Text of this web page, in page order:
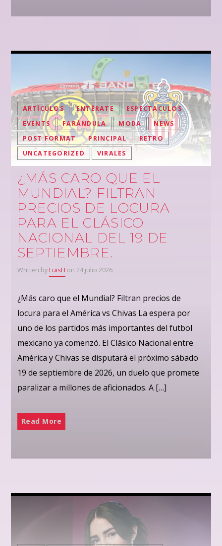
ARTÍCULOS ENTÉRATE
ESPECTACULOS
EVENTS
FARÁNDULA MODA
NEWS
POST FORMAT
PRINCIPAL
RETRO
UNCATEGORIZED
VIRALES
¿MÁS CARO QUE EL
MUNDIAL? FILTRAN
PRECIOS DE LOCURA
PARA EL CLÁSICO
NACIONAL DEL 19 DE
SEPTIEMBRE.
Written by LuisH on 24 julio 2026
¿Más caro que el Mundial? Filtran precios de
locura para el América vs Chivas La espera por
uno de los partidos más importantes del futbol
mexicano ya comenzó. El Clásico Nacional entre
América y Chivas se disputará el próximo sábado
19 de septiembre de 2026, un duelo que promete
paralizar a millones de aficionados. A […]
Read More